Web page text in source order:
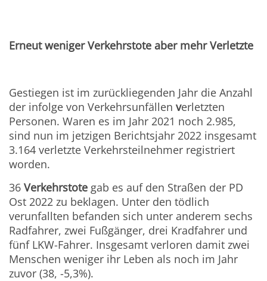
Erneut weniger Verkehrstote aber mehr Verletzte
Gestiegen ist im zurückliegenden Jahr die Anzahl
der infolge von Verkehrsunfällen verletzten
Personen. Waren es im Jahr 2021 noch 2.985,
sind nun im jetzigen Berichtsjahr 2022 insgesamt
3.164 verletzte Verkehrsteilnehmer registriert
worden.
36Verkehrstote gab es auf den Straßen der PD
Ost 2022 zu beklagen. Unter den tödlich
verunfallten befanden sich unter anderem sechs
Radfahrer, zwei Fußgänger, drei Kradfahrer und
fünf LKW-Fahrer. Insgesamt verloren damit zwei
Menschen weniger ihr Leben als noch im Jahr
zuvor (38, -5,3%).